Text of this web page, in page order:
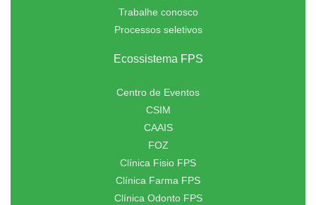
Trabalhe conosco
Processos seletivos
Ecossistema FPS
Centro de Eventos
CSIM
CAAIS
FOZ
Clínica Fisio FPS
Clínica Farma FPS
Clínica Odonto FPS